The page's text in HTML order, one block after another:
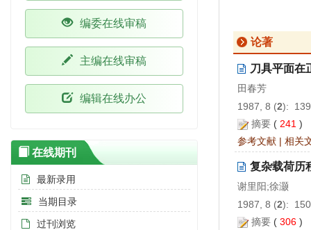
论著
刀具平面在
田春芳
1987, 8 (2):
摘要 ( 241 )
参考文献 | 相关
复杂载荷历
谢里阳;徐灏
1987, 8 (2):
摘要 ( 306 )
编委在线审稿
主编在线审稿
编辑在线办公
在线期刊
最新录用
当期目录
过刊浏览